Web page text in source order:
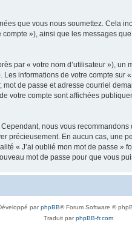
que vous nous soumettez. Cela
»), ainsi que les messages
par « votre nom d’utilisateur »),
informations de votre compte
de passe et adresse courriel
votre compte sont affichées
nous vous
précieusement. En aucun cas, une
« J’ai oublié mon mot de passe
mot de passe pour que vous
parphpBB® Forum Software ©
Traduit parphpBB-fr.com